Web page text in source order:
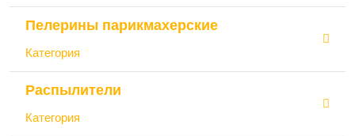
Пелерины парикмахерские
Категория
Распылители
Категория